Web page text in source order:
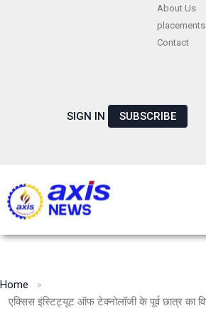
About Us
placements
Contact
SIGN IN SUBSCRIBE
Home